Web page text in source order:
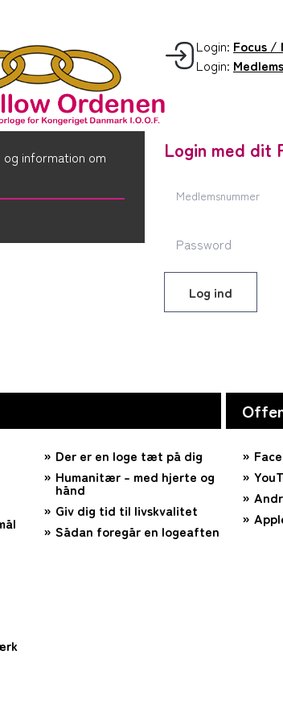
Login: Focus /
Login:
information om
Login med dit
Log ind
Der er en loge tæt på dig
Humanitær – med hjerte og
hånd
Giv dig tid til livskvalitet
Sådan foregår en logeaften